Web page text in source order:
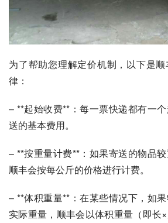
为了帮助您理解定价机制，以下是
律：
– **起始收费**：每一票快递都有一
送的基本费用。
– **按重量计费**：如果寄送的物品
顺丰会按每公斤的价格进行计费。
– **体积重量**：在某些情况下，如
实际重量，顺丰会以体积重量（即长